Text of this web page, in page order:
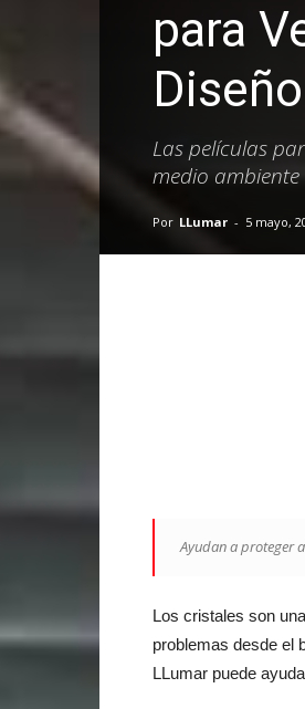
para
Diseño
Las películas
medio ambiente
Por LLumar - 5 mayo,
Ayudan a proteger
Los cristales son
problemas desde el
LLumar puede